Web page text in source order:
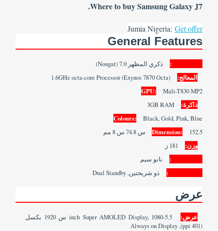
Where to buy Samsung Galaxy J7.
Jumia Nigeria: Get offer
General Features
ذكري المظهر 7.0 (Nougat)
المعالج:
GPU:
Mali-T830 MP2
ذاكرة:
Colours:
Black, Gold, Pink, Blue
Dimension:
152.5 س 74.8 س 8 مم
وزن:
نانو سيم
ذو شريحتين, Dual Standby
عرض
عرض:
5.5-inch Super AMOLED Display, 1080 س 1920 بكسل
(401 ppi), Always on Display